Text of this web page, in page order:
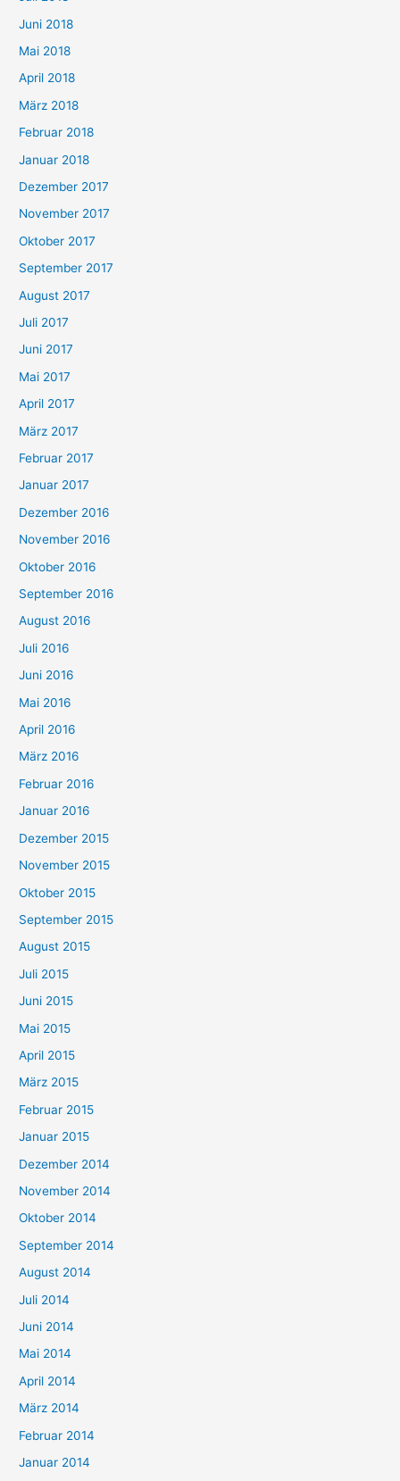
Juni 2018
Mai 2018
April 2018
März 2018
Februar 2018
Januar 2018
Dezember 2017
November 2017
Oktober 2017
September 2017
August 2017
Juli 2017
Juni 2017
Mai 2017
April 2017
März 2017
Februar 2017
Januar 2017
Dezember 2016
November 2016
Oktober 2016
September 2016
August 2016
Juli 2016
Juni 2016
Mai 2016
April 2016
März 2016
Februar 2016
Januar 2016
Dezember 2015
November 2015
Oktober 2015
September 2015
August 2015
Juli 2015
Juni 2015
Mai 2015
April 2015
März 2015
Februar 2015
Januar 2015
Dezember 2014
November 2014
Oktober 2014
September 2014
August 2014
Juli 2014
Juni 2014
Mai 2014
April 2014
März 2014
Februar 2014
Januar 2014